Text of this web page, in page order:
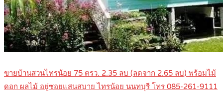
ขายบ้านสวนไทรน้อย 75 ตรว. 2.35 ลบ (ลดจาก 2.65 ลบ) พร้อมไม้
ดอก ผลไม้ อยู่ซอยแสนสบาย ไทรน้อย นนทบุรี โทร 085-261-9111